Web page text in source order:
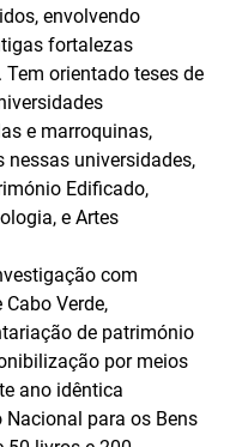
envolvendo
fortalezas
orientado teses de
e marroquinas,
universidades,
Edificado,
e Artes
com
Verde,
de património
por meios
ano idêntica
para os Bens